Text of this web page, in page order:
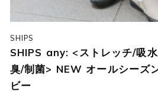
SHIPS
SHIPS any: <ストレッチ/吸
臭/制菌> NEW オールシー
ビー